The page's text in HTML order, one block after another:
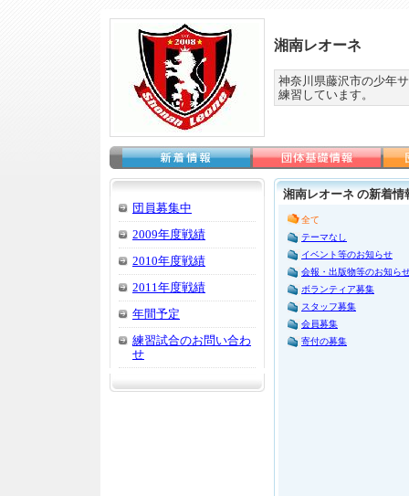
湘南レオーネ
神奈川県藤沢市の少年
練習しています。
団員募集中
2009年度戦績
2010年度戦績
2011年度戦績
年間予定
練習試合のお問い合わ
せ
湘南レオーネ の新着情
全て
テーマなし
イベント等のお知らせ
会報・出版物等のお知ら
ボランティア募集
スタッフ募集
会員募集
寄付の募集